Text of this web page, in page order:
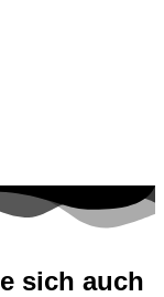
sich auch